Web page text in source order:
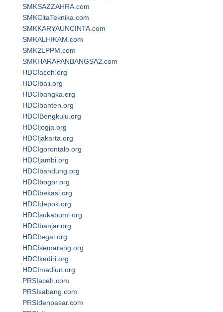
SMKSAZZAHRA.com
SMKCitaTeknika.com
SMKKARYAUNCINTA.com
SMKALHIKAM.com
SMK2LPPM.com
SMKHARAPANBANGSA2.com
HDCIaceh.org
HDCIbali.org
HDCIbangka.org
HDCIbanten.org
HDCIBengkulu.org
HDCIjogja.org
HDCIjakarta.org
HDCIgorontalo.org
HDCIjambi.org
HDCIbandung.org
HDCIbogor.org
HDCIbekasi.org
HDCIdepok.org
HDCIsukabumi.org
HDCIbanjar.org
HDCItegal.org
HDCIsemarang.org
HDCIkediri.org
HDCImadiun.org
PRSIaceh.com
PRSIsabang.com
PRSIdenpasar.com